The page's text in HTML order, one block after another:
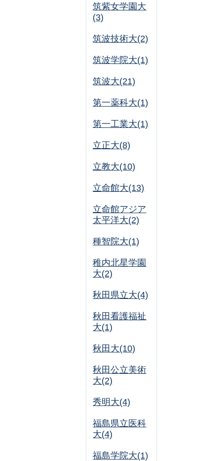
筑紫女学園大
(3)
筑波技術大(2)
筑波学院大(1)
筑波大(21)
第一薬科大(1)
第一工業大(1)
立正大(8)
立教大(10)
立命館大(13)
立命館アジア
太平洋大(2)
種智院大(1)
稚内北星学園
大(2)
秋田県立大(4)
秋田看護福祉
大(1)
秋田大(10)
秋田公立美術
大(2)
秀明大(4)
福島県立医科
大(4)
福島学院大(1)